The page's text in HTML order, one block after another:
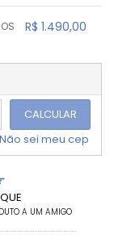
A UM AMIGO
R$ 1.490,00
....
CALCULAR
Não sei meu cep